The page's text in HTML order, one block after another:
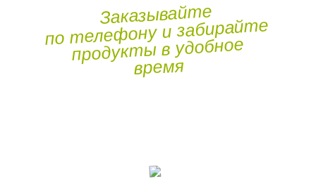
Заказывайте
по телефону и забирайте
продукты в удобное
время